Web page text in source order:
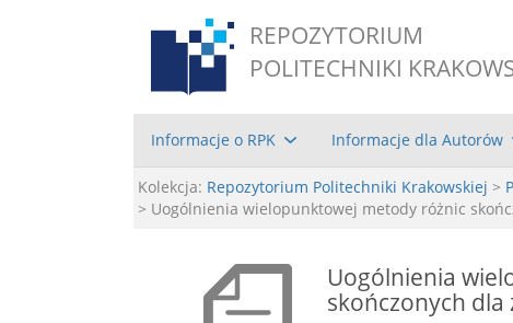
REPOZYTORIUM
POLITECHNIKI
Informacje o RPK Informacje dla Autorów
Kolekcja: Repozytorium Politechniki Krakowskiej >
> Uogólnienia wielopunktowej metody różnic
Uogólnienia
skończonych